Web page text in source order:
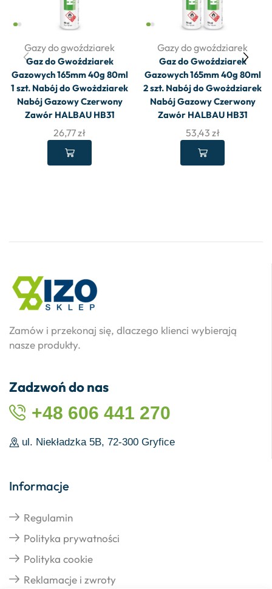
Gazy do gwoździarek
Gaz do Gwoździarek
Gazowych 165mm 40g 80ml
1 szt. Nabój do Gwożdziarek
Nabój Gazowy Czerwony
Zawór HALBAU HB31
26,77zł
Gazy do gwoździarek
Gaz do Gwoździarek
Gazowych 165mm 40g 80ml
2 szt. Nabój do Gwożdziarek
Nabój Gazowy Czerwony
Zawór HALBAU HB31
53,43 zł
Zamów i przekonaj się, dlaczego klienci wybierają
nasze produkty.
Zadzwoń do nas
+48 606 441 270
ul. Niekładzka 5B, 72-300 Gryfice
Informacje
Regulamin
Polityka prywatności
Polityka cookie
Reklamacje i zwroty